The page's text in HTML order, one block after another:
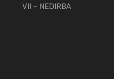
VII – NEDIRBA